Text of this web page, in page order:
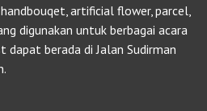
artificial flower, parcel,
digunakan untuk berbagai acara
dapat berada di Jalan Sudirman